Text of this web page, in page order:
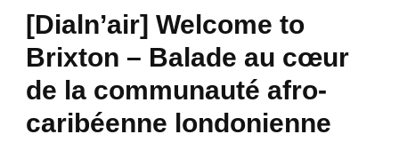
[Dialn’air] Welcome to
Brixton – Balade au cœur
de la communauté afro-
caribéenne londonienne